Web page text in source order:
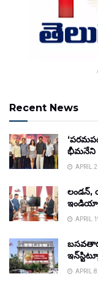
Recent News
భీమనేని
APRIL
లండన్,
ఇండియా
APRIL
APRIL